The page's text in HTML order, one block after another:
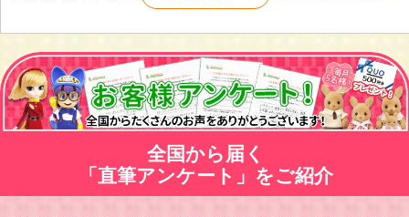
EBBRO/エブロ ミニカー買取 ミニチャンプス ミニカー買取
全国から届く
「直筆アンケート」をご紹介